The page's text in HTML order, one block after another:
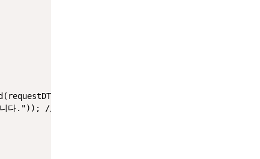
다.")); // 조회했을 때 값이 NULL 일때 THROW 를 날림